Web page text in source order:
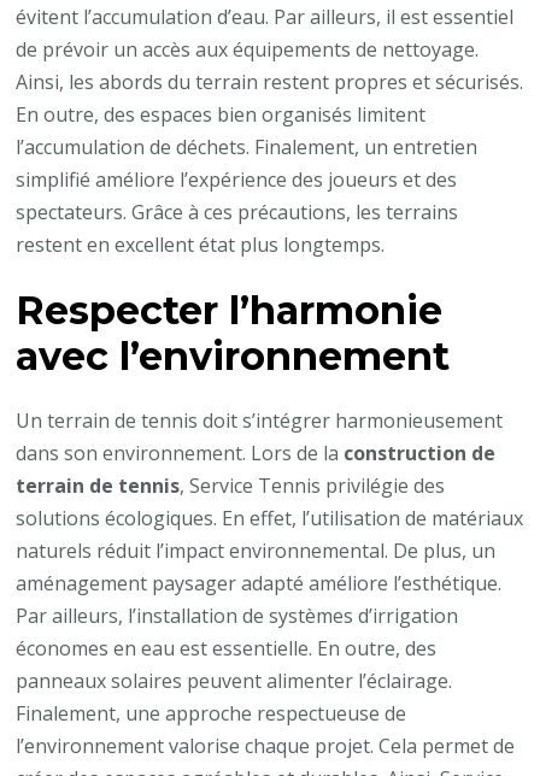
évitent l’accumulation d’eau. Par ailleurs, il est essentiel
de prévoir un accès aux équipements de nettoyage.
Ainsi, les abords du terrain restent propres et sécurisés.
En outre, des espaces bien organisés limitent
l’accumulation de déchets. Finalement, un entretien
simplifié améliore l’expérience des joueurs et des
spectateurs. Grâce à ces précautions, les terrains
restent en excellent état plus longtemps.
Respecter l’harmonie
avec l’environnement
Un terrain de tennis doit s’intégrer harmonieusement
dans son environnement. Lors de la construction de
terrain de tennis, Service Tennis privilégie des
solutions écologiques. En effet, l’utilisation de matériaux
naturels réduit l’impact environnemental. De plus, un
aménagement paysager adapté améliore l’esthétique.
Par ailleurs, l’installation de systèmes d’irrigation
économes en eau est essentielle. En outre, des
panneaux solaires peuvent alimenter l’éclairage.
Finalement, une approche respectueuse de
l’environnement valorise chaque projet. Cela permet de